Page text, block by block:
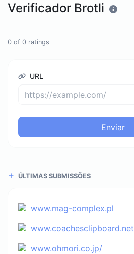
Verificador Brotli
0 of 0 ratings
URL
Enviar
ÚLTIMAS SUBMISSÕES
www.mag-complex.pl
www.coachesclipboard.net
www.ohmori.co.jp/